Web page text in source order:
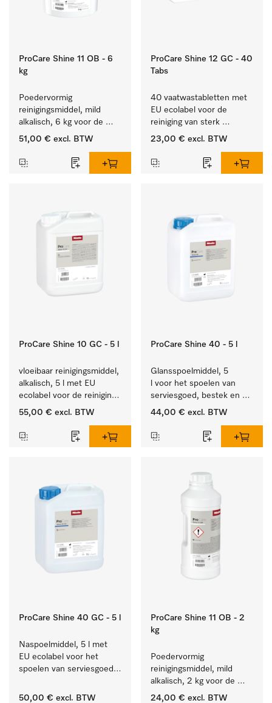
ProCare Shine 11 OB - 6
kg
Poedervormig
reinigingsmiddel, mild
alkalisch, 6 kg voor de
reiniging van sterk
bestek en glazen.
51,00 € excl. BTW
ProCare Shine 12 GC - 40
Tabs
40 vaatwastabletten met
EU ecolabel voor de
reiniging van sterk
vervuild serviesgoed,
23,00 € excl. BTW
ProCare Shine 10 GC - 5 l
vloeibaar reinigingsmiddel,
alkalisch, 5 l met EU
ecolabel voor de reiniging
van alledaags vuil op
glazen.
55,00 € excl. BTW
ProCare Shine 40 - 5 l
Glansspoelmiddel, 5
l voor het spoelen van
serviesgoed, bestek en
ideaal voor glazen.
44,00 € excl. BTW
ProCare Shine 40 GC - 5 l
Naspoelmiddel, 5 l met
EU ecolabel voor het
spoelen van serviesgoed,
50,00 € excl. BTW
ProCare Shine 11 OB - 2
kg
Poedervormig
reinigingsmiddel, mild
alkalisch, 2 kg voor de
reiniging van sterk
24,00 € excl. BTW